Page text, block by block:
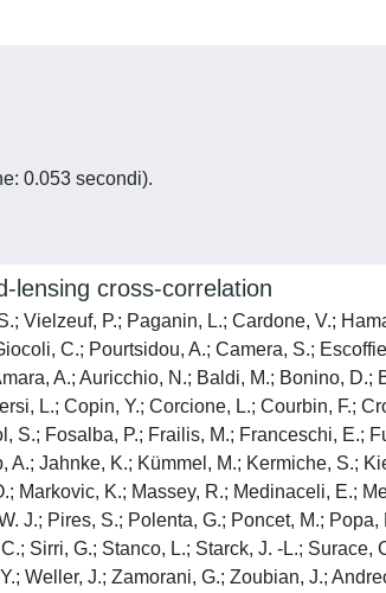
0.053 secondi).
lensing cross-correlation
Vielzeuf, P.; Paganin, L.; Cardone, V.;
C.; Pourtsidou, A.; Camera, S.;
A.; Auricchio, N.; Baldi, M.; Bonino,
L.; Copin, Y.; Corcione, L.; Courbin, F.;
S.; Fosalba, P.; Frailis, M.; Franceschi, E.;
A.; Jahnke, K.; Kümmel, M.; Kermiche, S.;
Markovic, K.; Massey, R.; Medinaceli, E.;
J.; Pires, S.; Polenta, G.; Poncet, M.;
Sirri, G.; Stanco, L.; Starck, J. -L.;
Weller, J.; Zamorani, G.; Zoubian, J.;